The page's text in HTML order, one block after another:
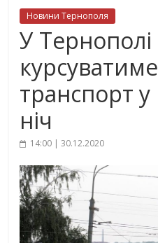
Новини Тернополя
У
транспорт
ніч
14:00 | 30.12.2020